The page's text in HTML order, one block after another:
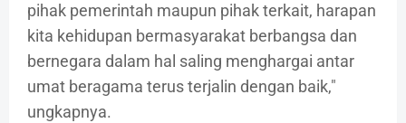
pihak pemerintah maupun pihak terkait, harapan
kita kehidupan bermasyarakat berbangsa dan
bernegara dalam hal saling menghargai antar
umat beragama terus terjalin dengan baik,"
ungkapnya.